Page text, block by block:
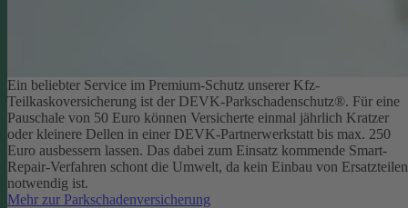
Ein beliebter Service im Premium-Schutz unserer Kfz-
Teilkaskoversicherung ist der DEVK-Parkschadenschutz®. Für eine
Pauschale von 50 Euro können Versicherte einmal jährlich Kratzer
oder kleinere Dellen in einer DEVK-Partnerwerkstatt bis max. 250
Euro ausbessern lassen. Das dabei zum Einsatz kommende Smart-
Repair-Verfahren schont die Umwelt, da kein Einbau von Ersatzteilen
notwendig ist.
Mehr zur Parkschadenversicherung